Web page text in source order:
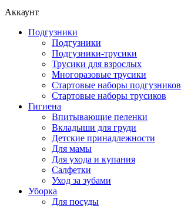
Аккаунт
Подгузники
Подгузники
Подгузники-трусики
Трусики для взрослых
Многоразовые трусики
Стартовые наборы подгузников
Стартовые наборы трусиков
Гигиена
Впитывающие пеленки
Вкладыши для груди
Детские принадлежности
Для мамы
Для ухода и купания
Салфетки
Уход за зубами
Уборка
Для посуды